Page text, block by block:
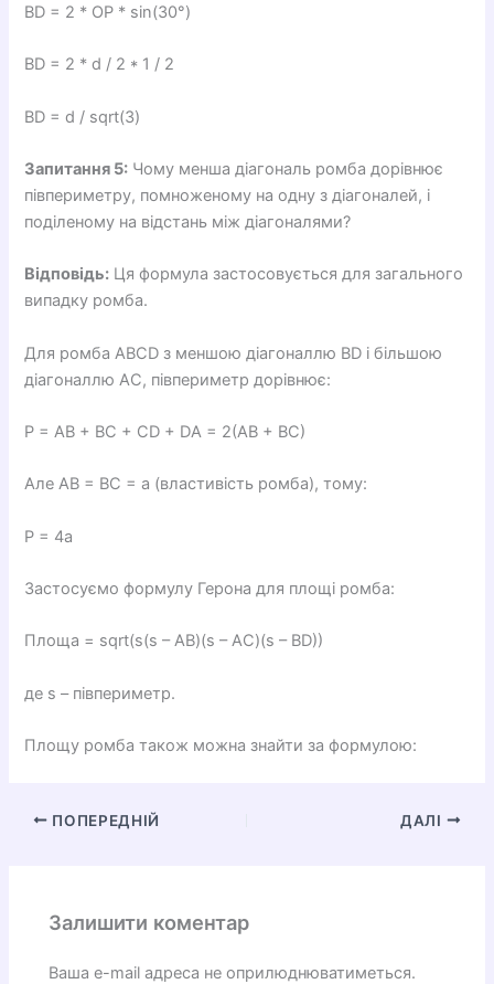
BD = 2 * OP * sin(30°)
BD = 2 * d / 2 * 1 / 2
BD = d / sqrt(3)
Запитання 5: Чому менша діагональ ромба дорівнює
півпериметру, помноженому на одну з діагоналей, і
поділеному на відстань між діагоналями?
Відповідь: Ця формула застосовується для загального
випадку ромба.
Для ромба ABCD з меншою діагоналлю BD і більшою
діагоналлю AC, півпериметр дорівнює:
P = AB + BC + CD + DA = 2(AB + BC)
Але AB = BC = a (властивість ромба), тому:
P = 4a
Застосуємо формулу Герона для площі ромба:
Площа = sqrt(s(s – AB)(s – AC)(s – BD))
де s – півпериметр.
Площу ромба також можна знайти за формулою:
ПОПЕРЕДНІЙ ДАЛІ
Залишити коментар
Ваша e-mail адреса не оприлюднюватиметься.